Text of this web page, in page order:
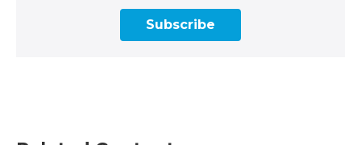
Subscribe